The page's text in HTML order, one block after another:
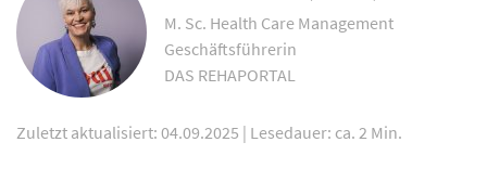
M. Sc. Health Care Management
Geschäftsführerin
DAS REHAPORTAL
Zuletzt aktualisiert: 04.09.2025 | Lesedauer: ca. 2 Min.